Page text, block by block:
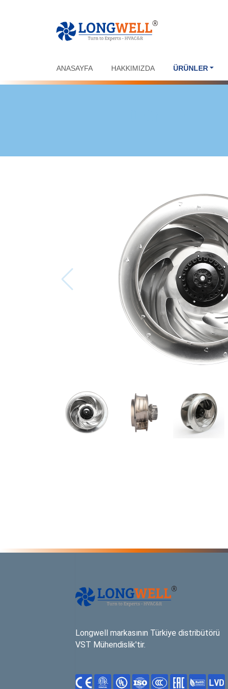
ANASAYFA HAKKIMIZDA ÜRÜNLER
Longwell markasının Türkiye distribütörü
VST Mühendislik'tir.